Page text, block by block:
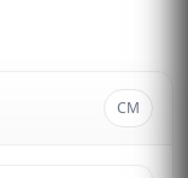
CM